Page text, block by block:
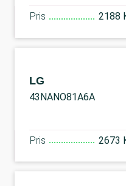
Pris 2188
LG
43NANO81A6A
Pris 2673